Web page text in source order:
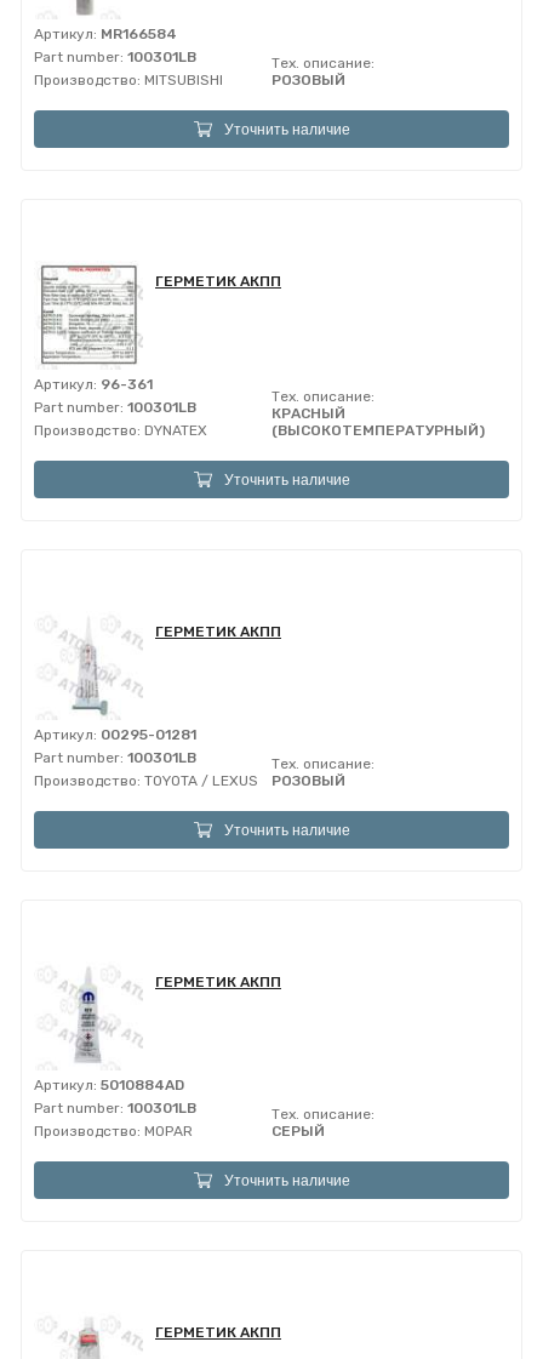
Артикул: MR166584
Part number: 100301LB
Производство: MITSUBISHI
Тех. описание:
РОЗОВЫЙ
Уточнить наличие
ГЕРМЕТИК АКПП
Артикул: 96-361
Part number: 100301LB
Производство: DYNATEX
Тех. описание:
КРАСНЫЙ
(ВЫСОКОТЕМПЕРАТУРНЫЙ)
Уточнить наличие
ГЕРМЕТИК АКПП
Артикул: 00295-01281
Part number: 100301LB
Производство: TOYOTA / LEXUS
Тех. описание:
РОЗОВЫЙ
Уточнить наличие
ГЕРМЕТИК АКПП
Артикул: 5010884AD
Part number: 100301LB
Производство: MOPAR
Тех. описание:
СЕРЫЙ
Уточнить наличие
ГЕРМЕТИК АКПП